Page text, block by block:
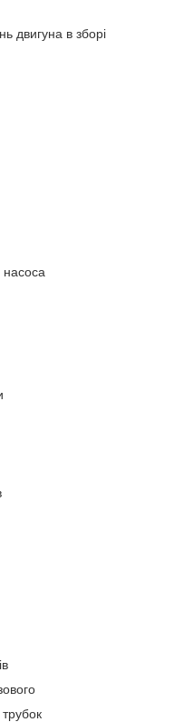
двигуна в зборі
насоса